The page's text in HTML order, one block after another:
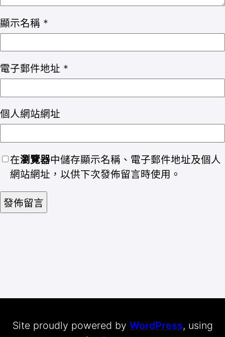
顯示名稱 *
電子郵件地址 *
個人網站網址
在瀏覽器中儲存顯示名稱、電子郵件地址及個人
網站網址，以供下次發佈留言時使用。
Site proudly powered by WordPress, using